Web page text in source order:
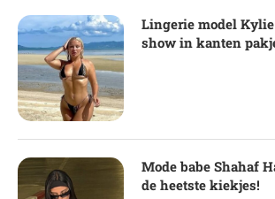
Lingerie model Kylie
show in kanten
Mode babe Shahaf
de heetste kiekjes!